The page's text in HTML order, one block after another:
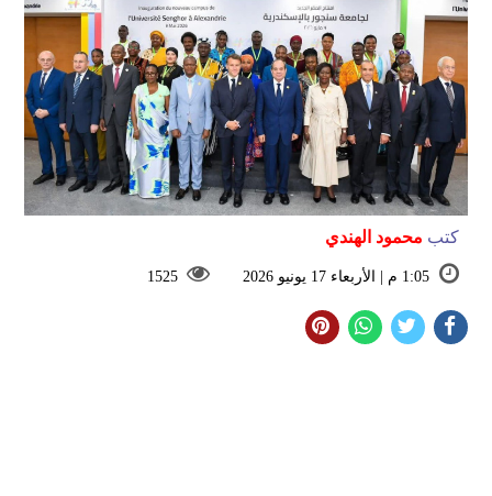
كتب محمود الهندي
1:05 م | الأربعاء 17 يونيو 2026 1525